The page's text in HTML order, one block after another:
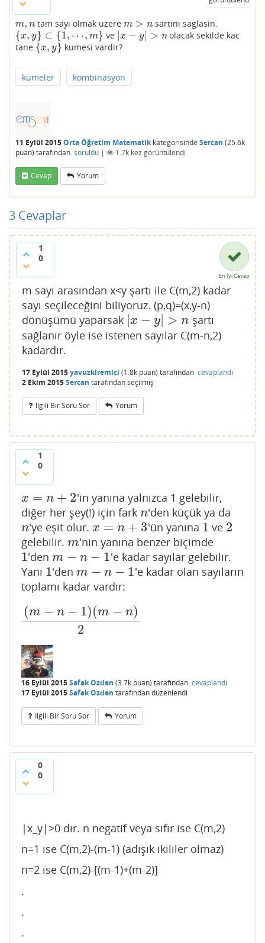
m, n
m,n tam sayi olmak uzerem > n
m>n sartini saglasin.
{x, y} ⊂ {1, ⋯, m}
{x,y} ⊂{ 1,⋯ ,m} ve |x − y| > n
|x −y|>
olacak sekilde kac
tane {x, y}
{x,y} kumesi vardir?
kumeler kombinasyon
11 Eylül 2015Orta Öğretim Matematikkategorisinde Sercan (25.6k
puan) tarafından soruldu | 1.7k kez görüntülendi
Cevap Yorum
3 Cevaplar
1
0
En İyi Cevap
m sayı arasından x<y şartı ile C(m,2) kadar
sayı seçileceğini biliyoruz. (p,q)=(x,y-n)
dönüşümü yaparsak x − y > n
|x −y|>
şartı
sağlanır öyle ise istenen sayılar C(m-n,2)
kadardır.
17 Eylül 2015yavuzkiremici (1.8k puan) tarafından cevaplandı
2 Ekim 2015Sercan tarafındanseçilmiş
Ilgili Bir Soru Sor Yorum
1
0
x = n + 2
x= n+ 2
'in yanına yalnızca 1 gelebilir,
diğer her şey(!) için fark n
n'den küçük ya da
n
n'ye eşit olur. x = n + 3
x= n+ 3 'ün yanına 1
1 ve 2
2
gelebilir. m
m'nin yanına benzer biçimde
1
1'denm − n − 1
m−n−1
'e kadar sayılar gelebilir.
Yani 1
1'denm − n − 1
m−n−1
'e kadar olan sayıların
toplamı kadar vardır:
(m − n − 1)(m − n)
2
(m−n−1)(m−n)2
16 Eylül 2015Safak Ozden (3.7k puan) tarafından cevaplandı
17 Eylül 2015Safak Ozden tarafındandüzenlendi
Ilgili Bir Soru Sor Yorum
0
0
|x_y|>0 dır. n negatif veya sıfır ise C(m,2)
n=1 ise C(m,2)-(m-1) (adışık ikililer olmaz)
n=2 ise C(m,2)-[(m-1)+(m-2)]
.
.
.